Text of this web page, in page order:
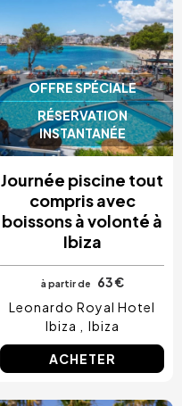
OFFRE SPÉCIALE
RÉSERVATION
INSTANTANÉE
Journée piscine tout
compris avec
boissons à volonté à
Ibiza
à partir de
63 €
Leonardo Royal Hotel
Ibiza
Ibiza
ACHETER